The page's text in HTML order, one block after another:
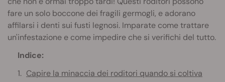
fare un solo boccone dei fragili germogli, e adorano
affilarsi i denti sui fusti legnosi. Imparate come trattare
un'infestazione e come impedire che si verifichi del tutto.
Indice:
Capire la minaccia dei roditori quando si coltiva